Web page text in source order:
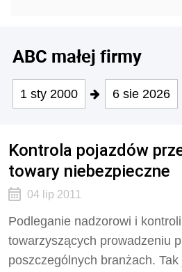
ABC małej firmy
1 sty 2000 6 sie 2026
Kontrola pojazdów
towary niebezpieczne
04 lip 2011
Podleganie nadzorowi i
towarzyszących prowadzeniu
poszczególnych branżach.